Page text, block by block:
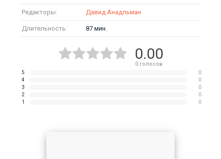
Редакторы: Давид Анадльман
Длительность: 87 мин.
0.00
0голосов
5
0
4
0
3
0
2
0
1
0